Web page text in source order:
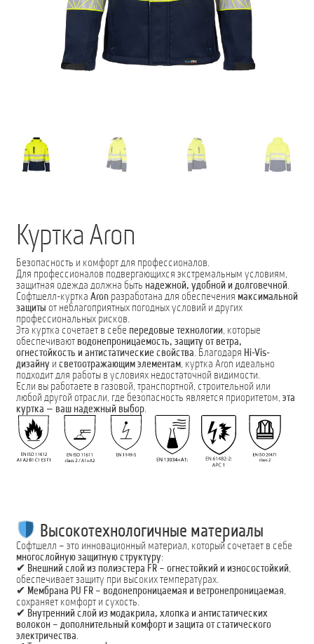
Мой аккаунт
Пожарная Техника
Условия
Школьный автобус Ford Transit M2
Куртка Aron
Безопасность и комфорт для профессионалов.
Для профессионалов подвергающихся экстремальным условиям,
защитная одежда должна быть надежной, удобной и долговечной.
Софтшелл-куртка Aronразработана для обеспечения максимальной
защиты от неблагоприятных погодных условий и других
профессиональных рисков.
Эта куртка сочетает в себе передовые технологии, которые
обеспечивают водонепроницаемость, защиту от ветра,
огнестойкость и антистатические свойства. Благодаря Hi-Vis-
дизайнуи светоотражающим элементам, куртка Aron идеально
подходит для работы в условиях недостаточной видимости.
Если вы работаете в газовой, транспортной, строительной или
любой другой отрасли, где безопасность является приоритетом,эта
куртка — ваш надежный выбор.
Высокотехнологичные материалы
Софтшелл – это инновационный материал, который сочетает в себе
многослойную защитную структуру:
✔ Внешний слой из полиэстера FR– огнестойкий и износостойкий,
обеспечивает защиту при высоких температурах.
✔ Мембрана PU FR– водонепроницаемая и ветронепроницаемая,
сохраняет комфорт и сухость.
✔ Внутренний слой из модакрила, хлопка и антистатических
волокон– дополнительный комфорт и защита от статического
электричества.